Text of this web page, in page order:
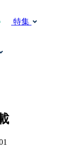
特集